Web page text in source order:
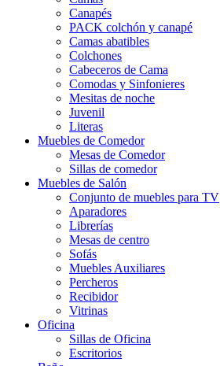
Canapés
PACK colchón y canapé
Camas abatibles
Colchones
Cabeceros de Cama
Comodas y Sinfonieres
Mesitas de noche
Juvenil
Literas
Muebles de Comedor
Mesas de Comedor
Sillas de comedor
Muebles de Salón
Conjunto de muebles para TV
Aparadores
Librerías
Mesas de centro
Sofás
Muebles Auxiliares
Percheros
Recibidor
Vitrinas
Oficina
Sillas de Oficina
Escritorios